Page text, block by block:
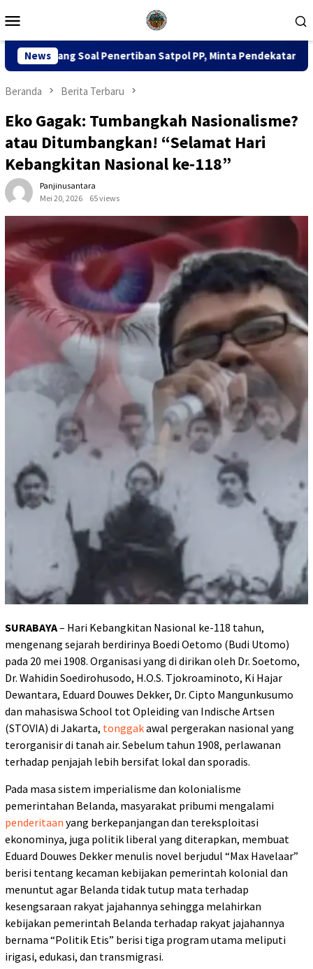
ke
Mobile
News
Satpol PP, Minta Pendekatan Humanis Dua
Beranda Berita Terbaru
Eko Gagak: Tumbangkah Nasionalisme?
atau Ditumbangkan! “Selamat Hari
Kebangkitan Nasional ke-118”
Panjinusantara
Mei 20, 2026
65 views
SURABAYA– Hari Kebangkitan Nasional ke-118 tahun,
mengenang sejarah berdirinya Boedi Oetomo (Budi Utomo)
pada 20 mei 1908. Organisasi yang di dirikan oleh Dr. Soetomo,
Dr. Wahidin Soedirohusodo, H.O.S. Tjokroaminoto, Ki Hajar
Dewantara, Eduard Douwes Dekker, Dr. Cipto Mangunkusumo
dan mahasiswa School tot Opleiding van Indische Artsen
(STOVIA) di Jakarta, tonggakawal pergerakan nasional yang
terorganisir di tanah air. Sebelum tahun 1908, perlawanan
terhadap penjajah lebih bersifat lokal dan sporadis.
Pada masa sistem imperialisme dan kolonialisme
pemerintahan Belanda, masyarakat pribumi mengalami
penderitaan yang berkepanjangan dan tereksploitasi
ekonominya, juga politik liberal yang diterapkan, membuat
Eduard Douwes Dekker menulis novel berjudul “Max Havelaar”
berisi tentang kecaman kebijakan pemerintah kolonial dan
menuntut agar Belanda tidak tutup mata terhadap
kesengsaraan rakyat jajahannya sehingga melahirkan
kebijakan pemerintah Belanda terhadap rakyat jajahannya
bernama “Politik Etis” berisi tiga program utama meliputi
irigasi, edukasi, dan transmigrasi.